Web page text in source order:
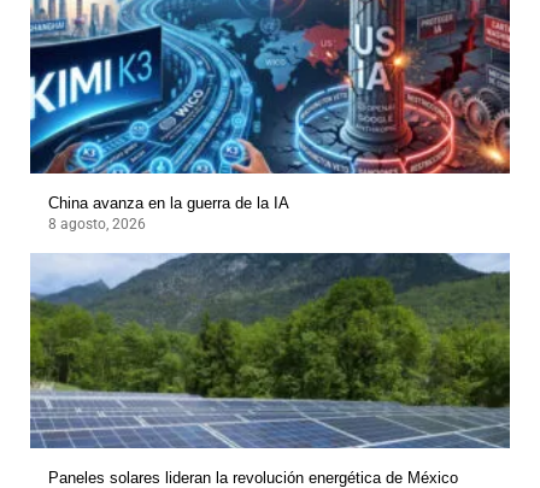
China avanza en la guerra de la IA
8 agosto, 2026
Paneles solares lideran la revolución energética de México